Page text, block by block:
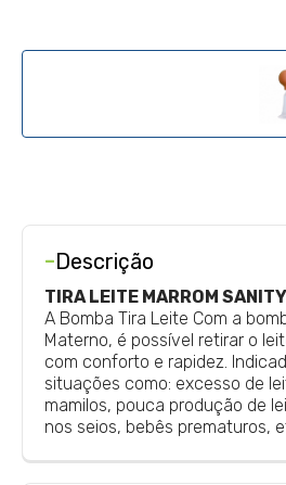
-Descrição
TIRA LEITE MARROM SANITY
A Bomba Tira Leite Com a
Materno, é possível retirar o
com conforto e rapidez.
situações como: excesso de
mamilos, pouca produção de
nos seios, bebês prematuros,